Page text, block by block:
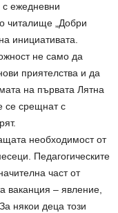
ежедневни
читалище „Добри
инициативата.
не само да
приятелства и да
на първата Лятна
се срещнат с
необходимост от
Педагогическите
част от
ваканция – явление,
някои деца този